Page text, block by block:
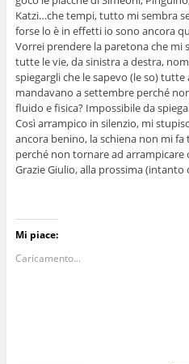
Katzi…che tempi, tutto mi sembra
forse lo è in effetti io sono ancora
Vorrei prendere la paretona che mi
tutte le vie, da sinistra a destra,
spiegargli che le sapevo (le so)
mandavano a settembre perché
fluido e fisica? Impossibile da
Così arrampico in silenzio, mi
ancora benino, la schiena non mi
perché non tornare ad arrampicare
Grazie Giulio, alla prossima (intanto
Mi piace:
Caricamento...